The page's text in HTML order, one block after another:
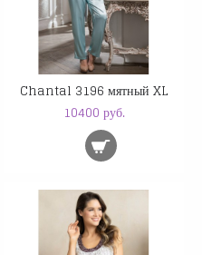
Chantal 3196 мятный XL
10400 руб.